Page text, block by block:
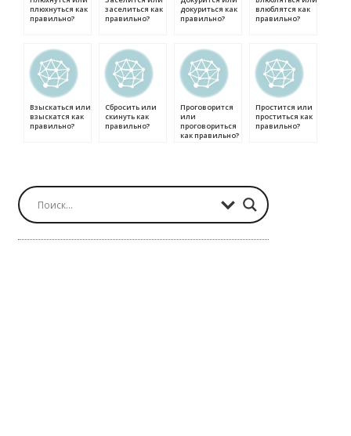
плюхнуться как
правильно?
заселиться как
правильно?
докуриться как
правильно?
влюблятся как
правильно?
Взыскаться или
взыскатся как
правильно?
Сбросить или
скинуть как
правильно?
Проговорится
или
проговориться
как правильно?
Простится или
проститься как
правильно?